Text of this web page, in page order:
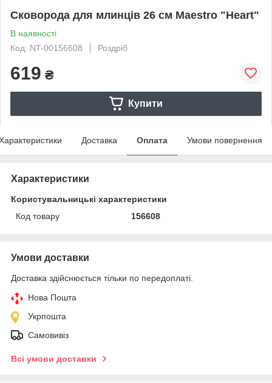
Сковорода для млинців 26 см Maestro "Heart"
В наявності
Код: NT-00156608
Роздріб
619 ₴
Купити
Доставка Оплата Умови повернення
Характеристики
Користувальницькі характеристики
Код товару
156608
Умови доставки
Доставка здійснюється тільки по передоплаті.
Нова Пошта
Укрпошта
Самовивіз
Всі умови доставки